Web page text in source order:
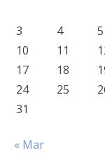
3
4 5
10
11
17
18
24
25
31
« Mar